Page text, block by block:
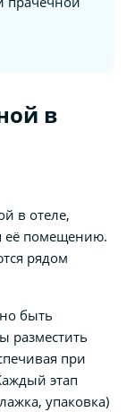
в
в отеле,
её помещению.
рядом
быть
разместить
при
этап
упаковка)